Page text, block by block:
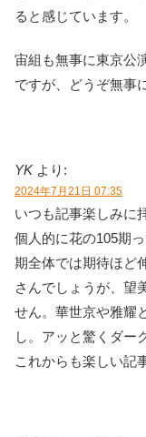
ると感じています。
宙組も無事に東京公
ですが、どうぞ無事
YK より:
2024年7月21日 07:35
いつも記事楽しみに
個人的に花の105期
期全体では期待ほど
さんでしょうが、望
せん。華世京や雅耀
し。アッと驚くダー
これからも楽しい記